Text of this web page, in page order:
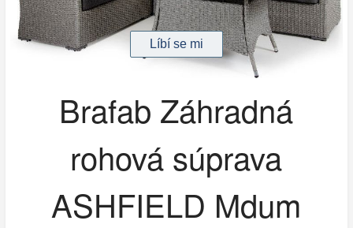
Brafab Záhradná
rohová súprava
ASHFIELD Mdum